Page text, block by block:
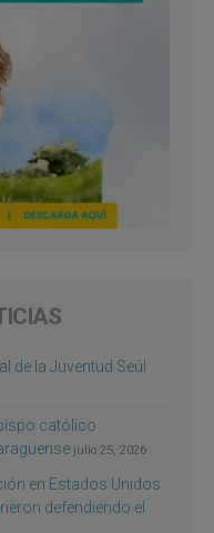
de la Juventud Seúl
católico
julio 25, 2026
en Estados Unidos
defendiendo el